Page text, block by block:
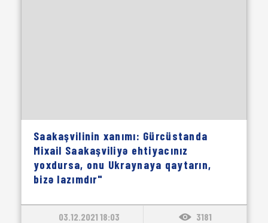
Saakaşvilinin xanımı: Gürcüstanda
Mixail Saakaşviliyə ehtiyacınız
yoxdursa, onu Ukraynaya qaytarın,
bizə lazımdır"
03.12.2021 18:03 3181